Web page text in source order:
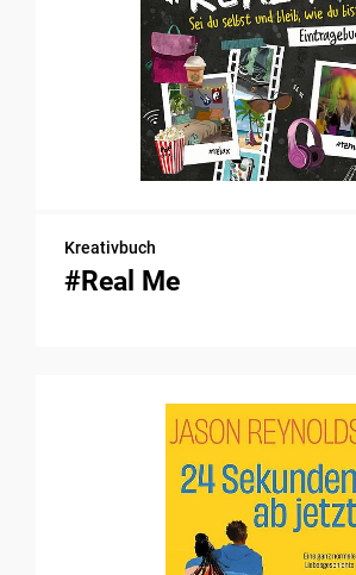
Kreativbuch
#Real Me